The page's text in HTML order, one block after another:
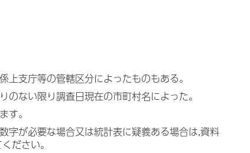
支庁等の管轄区分によったものもある。
ない限り調査日現在の市町村名によった。
す。
字が必要な場合又は統計表に疑義ある場合は,資料
ださい。